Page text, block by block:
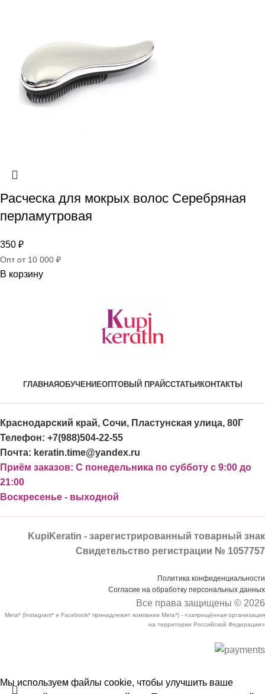
Расческа для мокрых волос Серебряная
перламутровая
350 ₽
Опт от 10 000 ₽
В корзину
ГЛАВНАЯОБУЧЕНИЕОПТОВЫЙ ПРАЙССТАТЬИ КОНТАКТЫ
Краснодарский край, Сочи, Пластунская улица, 80Г
Телефон: +7(988)504-22-55
Почта: keratin.time@yandex.ru
Приём заказов: С понедельника по субботу с 9:00 до
21:00
Воскресенье - выходной
KupiKeratin - зарегистрированный товарный знак
Свидетельство регистрации № 1057757
Политика конфиденциальности
Согласие на обработку персональных данных
Все права защищены © 2026
Meta* (Instagram* и Facebook* принадлежит компании Meta*) - «запрещённая организация
на территории Российской Федерации»
Мы используем файлы cookie, чтобы улучшить ваше